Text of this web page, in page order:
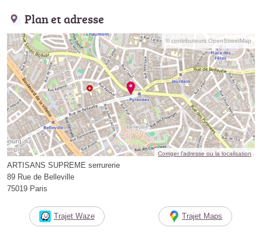
Plan et adresse
© contributeurs OpenStreetMap
Corriger l’adresse ou la localisation
ARTISANS SUPREME serrurerie
89 Rue de Belleville
75019 Paris
Trajet Waze Trajet Maps